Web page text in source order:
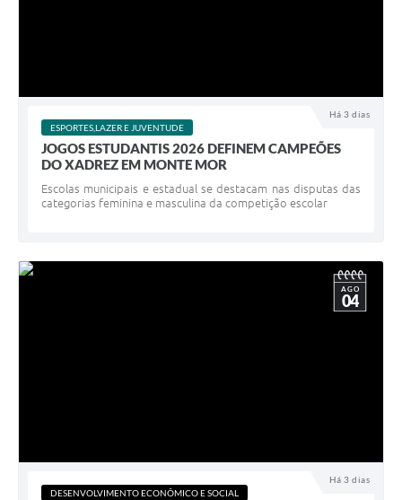
Há 3 dias
ESPORTES,LAZER E JUVENTUDE
JOGOS ESTUDANTIS 2026 DEFINEM CAMPEÕES
DO XADREZ EM MONTE MOR
Escolas municipais e estadual se destacam nas disputas das
categorias feminina e masculina da competição escolar
Há 3 dias
AGO
04
DESENVOLVIMENTO ECONÔMICO E SOCIAL